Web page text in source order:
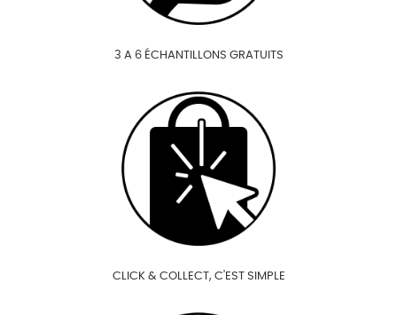
3 A 6 ÉCHANTILLONS GRATUITS
CLICK & COLLECT, C'EST SIMPLE